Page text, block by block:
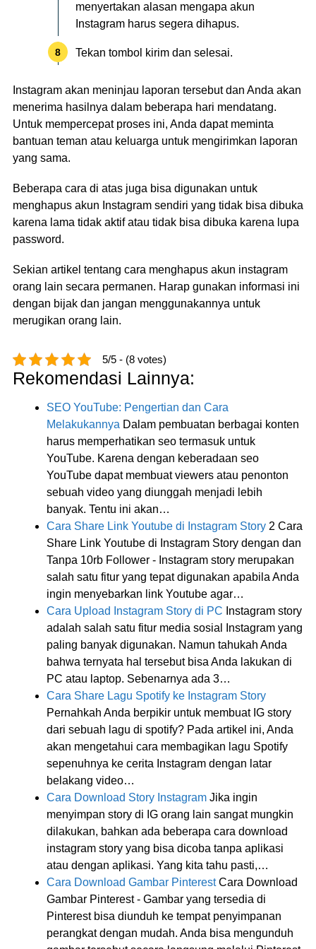
menyertakan alasan mengapa akun
Instagram harus segera dihapus.
Tekan tombol kirim dan selesai.
Instagram akan meninjau laporan tersebut dan Anda akan
menerima hasilnya dalam beberapa hari mendatang.
Untuk mempercepat proses ini, Anda dapat meminta
bantuan teman atau keluarga untuk mengirimkan laporan
yang sama.
Beberapa cara di atas juga bisa digunakan untuk
menghapus akun Instagram sendiri yang tidak bisa dibuka
karena lama tidak aktif atau tidak bisa dibuka karena lupa
password.
Sekian artikel tentang cara menghapus akun instagram
orang lain secara permanen. Harap gunakan informasi ini
dengan bijak dan jangan menggunakannya untuk
merugikan orang lain.
5/5 - (8 votes)
Rekomendasi Lainnya:
SEO YouTube: Pengertian dan Cara
Melakukannya Dalam pembuatan berbagai konten
harus memperhatikan seo termasuk untuk
YouTube. Karena dengan keberadaan seo
YouTube dapat membuat viewers atau penonton
sebuah video yang diunggah menjadi lebih
banyak. Tentu ini akan…
Cara Share Link Youtube di Instagram Story 2 Cara
Share Link Youtube di Instagram Story dengan dan
Tanpa 10rb Follower - Instagram story merupakan
salah satu fitur yang tepat digunakan apabila Anda
ingin menyebarkan link Youtube agar…
Cara Upload Instagram Story di PC Instagram story
adalah salah satu fitur media sosial Instagram yang
paling banyak digunakan. Namun tahukah Anda
bahwa ternyata hal tersebut bisa Anda lakukan di
PC atau laptop. Sebenarnya ada 3…
Cara Share Lagu Spotify ke Instagram Story
Pernahkah Anda berpikir untuk membuat IG story
dari sebuah lagu di spotify? Pada artikel ini, Anda
akan mengetahui cara membagikan lagu Spotify
sepenuhnya ke cerita Instagram dengan latar
belakang video…
Cara Download Story Instagram Jika ingin
menyimpan story di IG orang lain sangat mungkin
dilakukan, bahkan ada beberapa cara download
instagram story yang bisa dicoba tanpa aplikasi
atau dengan aplikasi. Yang kita tahu pasti,…
Cara Download Gambar PinterestCara Download
Gambar Pinterest - Gambar yang tersedia di
Pinterest bisa diunduh ke tempat penyimpanan
perangkat dengan mudah. Anda bisa mengunduh